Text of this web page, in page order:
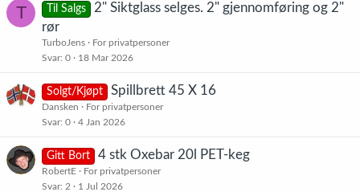
T Til Salgs
2" Siktglass selges. 2" gjennomføring og 2"
rør
TurboJens
For privatpersoner
Svar 0 18 Mar 2026
Solgt/Kjøpt Spillbrett 45 X 16
Dansken
For privatpersoner
Svar 0 4 Jan 2026
Gitt Bort 4 stk Oxebar 20l PET-keg
RobertE
For privatpersoner
Svar 2 1 Jul 2026